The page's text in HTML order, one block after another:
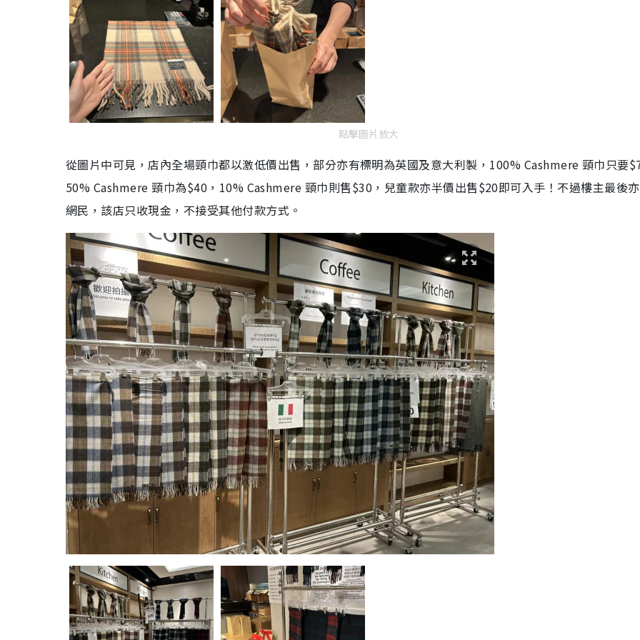
點擊圖片放大
從圖片中可見，店內全場頸巾都以激低價出售，部分亦有標明為英國及意大利製，100% Cashmere 頸巾只要
50% Cashmere 頸巾為$40，10% Cashmere 頸巾則售$30，兒童款亦半價出售$20即可入手！不過樓主最後
網民，該店只收現金，不接受其他付款方式。